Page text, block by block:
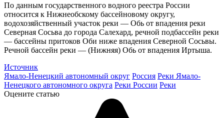
По данным государственного водного реестра России
относится к Нижнеобскому бассейновому округу,
водохозяйственный участок реки — Обь от впадения реки
Северная Сосьва до города Салехард, речной подбассейн реки
— бассейны притоков Оби ниже впадения Северной Сосьвы.
Речной бассейн реки — (Нижняя) Обь от впадения Иртыша.
Источник
Ямало-Ненецкий автономный округ Россия Реки Ямало-
Ненецкого автономного округа Реки России Реки
Оцените статью